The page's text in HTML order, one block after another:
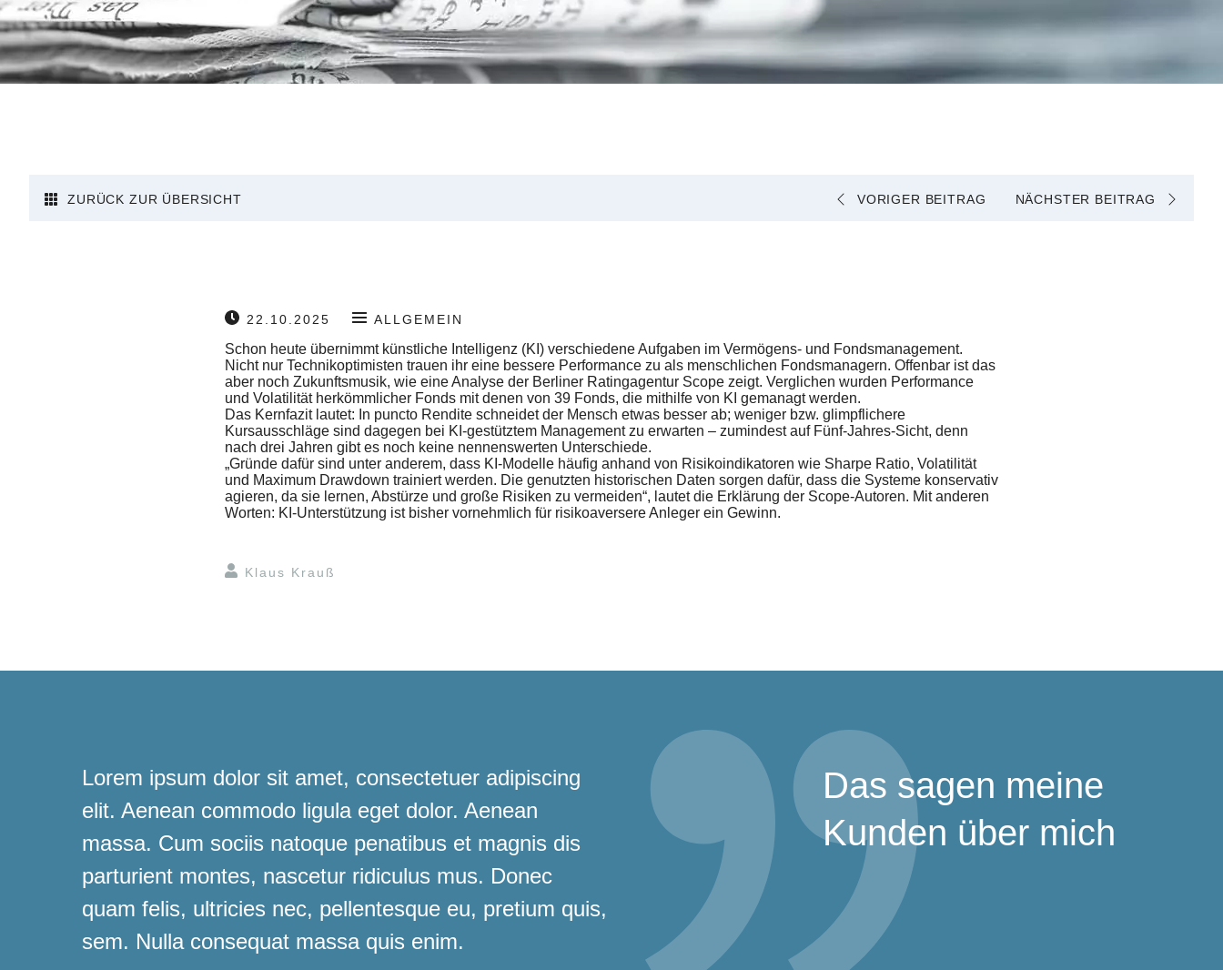
ZURÜCK ZUR ÜBERSICHT VORIGER BEITRAG NÄCHSTER BEITRAG
22.10.2025 ALLGEMEIN
Schon heute übernimmt künstliche Intelligenz (KI) verschiedene Aufgaben im Vermögens- und Fondsmanagement.
Nicht nur Technikoptimisten trauen ihr eine bessere Performance zu als menschlichen Fondsmanagern. Offenbar ist das
aber noch Zukunftsmusik, wie eine Analyse der Berliner Ratingagentur Scope zeigt. Verglichen wurden Performance
und Volatilität herkömmlicher Fonds mit denen von 39 Fonds, die mithilfe von KI gemanagt werden.
Das Kernfazit lautet: In puncto Rendite schneidet der Mensch etwas besser ab; weniger bzw. glimpflichere
Kursausschläge sind dagegen bei KI-gestütztem Management zu erwarten – zumindest auf Fünf-Jahres-Sicht, denn
nach drei Jahren gibt es noch keine nennenswerten Unterschiede.
„Gründe dafür sind unter anderem, dass KI-Modelle häufig anhand von Risikoindikatoren wie Sharpe Ratio, Volatilität
und Maximum Drawdown trainiert werden. Die genutzten historischen Daten sorgen dafür, dass die Systeme konservativ
agieren, da sie lernen, Abstürze und große Risiken zu vermeiden“, lautet die Erklärung der Scope-Autoren. Mit anderen
Worten: KI-Unterstützung ist bisher vornehmlich für risikoaversere Anleger ein Gewinn.
Klaus Krauß
Das sagen meine
Kunden über mich
Lorem ipsum dolor sit amet, consectetuer adipiscing
elit. Aenean commodo ligula eget dolor. Aenean
massa. Cum sociis natoque penatibus et magnis dis
parturient montes, nascetur ridiculus mus. Donec
quam felis, ultricies nec, pellentesque eu, pretium quis,
sem. Nulla consequat massa quis enim.